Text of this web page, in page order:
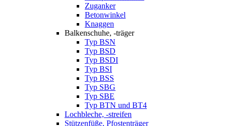
Zuganker
Betonwinkel
Knaggen
Balkenschuhe, -träger
Typ BSN
Typ BSD
Typ BSDI
Typ BSI
Typ BSS
Typ SBG
Typ SBE
Typ BTN und BT4
Lochbleche, -streifen
Stützenfüße, Pfostenträger